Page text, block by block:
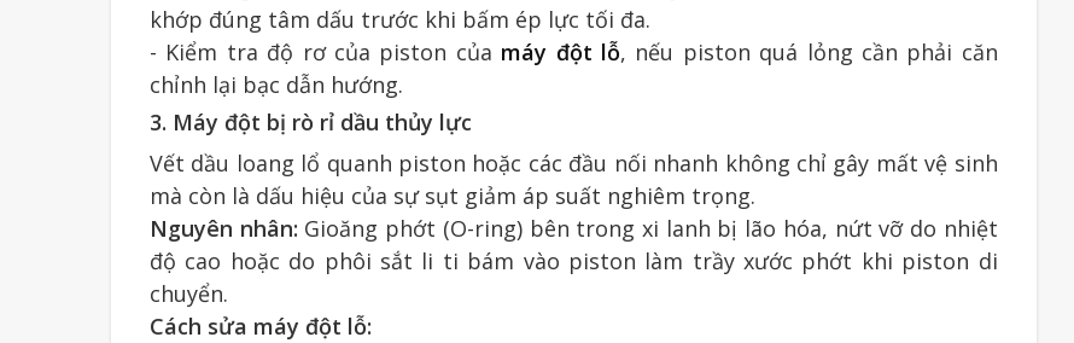
khớp đúng tâm dấu trước khi bấm ép lực tối đa.
- Kiểm tra độ rơ của piston của máy đột lỗ, nếu piston quá lỏng cần phải căn
chỉnh lại bạc dẫn hướng.
3. Máy đột bị rò rỉ dầu thủy lực
Vết dầu loang lổ quanh piston hoặc các đầu nối nhanh không chỉ gây mất vệ sinh
mà còn là dấu hiệu của sự sụt giảm áp suất nghiêm trọng.
Nguyên nhân: Gioăng phớt (O-ring) bên trong xi lanh bị lão hóa, nứt vỡ do nhiệt
độ cao hoặc do phôi sắt li ti bám vào piston làm trầy xước phớt khi piston di
chuyển.
Cách sửa máy đột lỗ: